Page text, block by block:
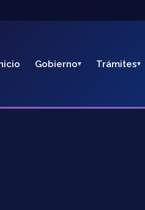
Gobierno Trámites